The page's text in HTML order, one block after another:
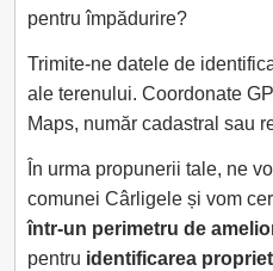
pentru împădurire?
Trimite-ne datele de
ale terenului. Coordonate
Maps, număr cadastral sau
În urma propunerii tale, ne
comunei Cârligele și vom
într-un perimetru de
pentru identificarea